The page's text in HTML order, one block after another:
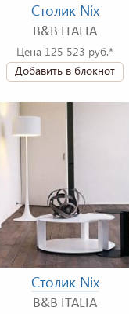
Столик Nix
B&B ITALIA
Цена 125 523 руб.*
Добавить в блокнот
Столик Nix
B&B ITALIA